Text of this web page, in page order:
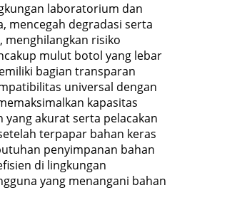
laboratorium dan
mencegah degradasi serta
menghilangkan risiko
mulut botol yang lebar
bagian transparan
universal dengan
kapasitas
akurat serta pelacakan
terpapar bahan keras
penyimpanan bahan
di lingkungan
yang menangani bahan